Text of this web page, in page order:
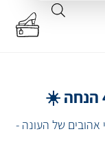
של העונה -